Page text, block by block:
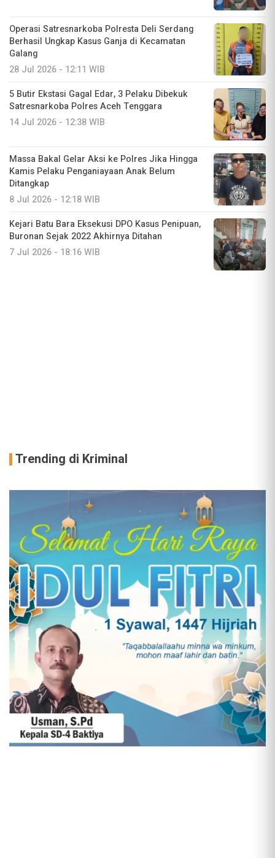
Operasi Satresnarkoba Polresta Deli Serdang
Berhasil Ungkap Kasus Ganja di Kecamatan
Galang
28 Jul 2026 - 12:11 WIB
5 Butir Ekstasi Gagal Edar, 3 Pelaku Dibekuk
Satresnarkoba Polres Aceh Tenggara
14 Jul 2026 - 12:38 WIB
Massa Bakal Gelar Aksi ke Polres Jika Hingga
Kamis Pelaku Penganiayaan Anak Belum
Ditangkap
8 Jul 2026 - 12:18 WIB
Kejari Batu Bara Eksekusi DPO Kasus Penipuan,
Buronan Sejak 2022 Akhirnya Ditahan
7 Jul 2026 - 18:16 WIB
Trending di Kriminal